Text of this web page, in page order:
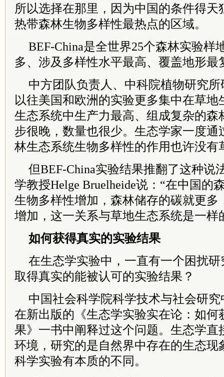
所以选择在那里，因为中国的条件得天
热带森林生物多样性最热点的区域。
BEF-China是全世界25个森林实验样
多、涉及多样性水平最高、覆盖地形最
中方团队负责人、中科院植物研究
以往美国和欧洲的实验更多集中在草地
生态系统中生产力最高、组成复杂的森
步很晚，数量也很少。生态学家一度通
林生态系统生物多样性的作用也许没有
但BEF-China实验结果推翻了这种说
学教授Helge Bruelheide说：“在中国的
生物多样性增加，森林储存的碳就更多
增加，这一关系与草地生态系统是一样
如何获得真实的实验结果
在生态学实验中，一直有一个困扰
取得真实的能被认可的实验结果？
中国社会科学院科学技术与社会研
在新出版的《生态学实验实在论：如何
果》一书中阐释过这个问题。生态学直
环境，研究的是自然界中存在的生态现
科学实验有本质的不同。